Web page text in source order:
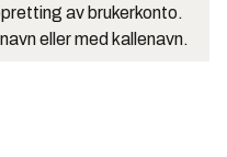
av brukerkonto.
eller med kallenavn.